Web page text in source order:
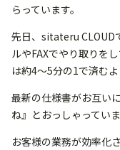
らっています。
先日、sitateru CLOUD
ルやFAXでやり取りを
は約4～5分の1で済むよ
最新の仕様書がお互い
ね』とおっしゃっていま
お客様の業務が効率化